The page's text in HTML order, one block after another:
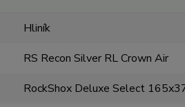
Hliník
RS Recon Silver RL Crown Air
RockShox Deluxe Select